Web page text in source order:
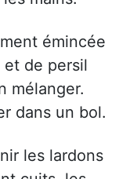
émincée
de persil
mélanger.
dans un bol.
les lardons